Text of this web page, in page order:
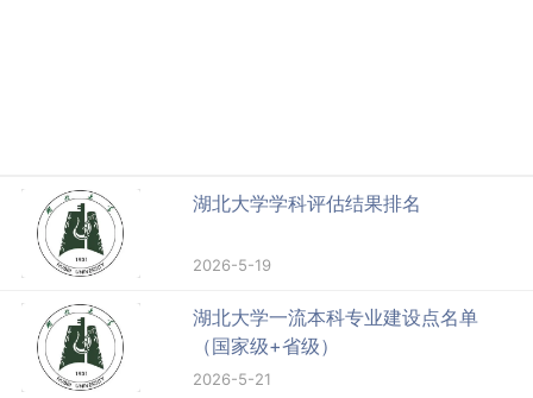
湖北大学学科评估结果排名
2026-5-19
湖北大学一流本科专业建设点名单
（国家级+省级）
2026-5-21